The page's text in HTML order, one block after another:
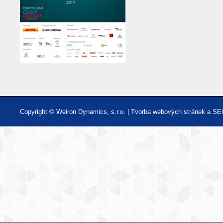
Copyright © Weiron Dynamics, s.r.o. | Tvorba webových stránek a